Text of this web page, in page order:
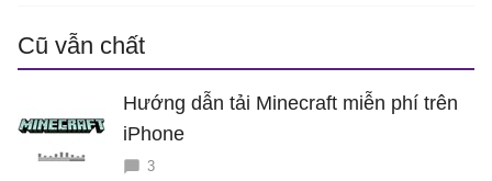
Cũ vẫn chất
Hướng dẫn tải Minecraft miễn phí trên
iPhone
3